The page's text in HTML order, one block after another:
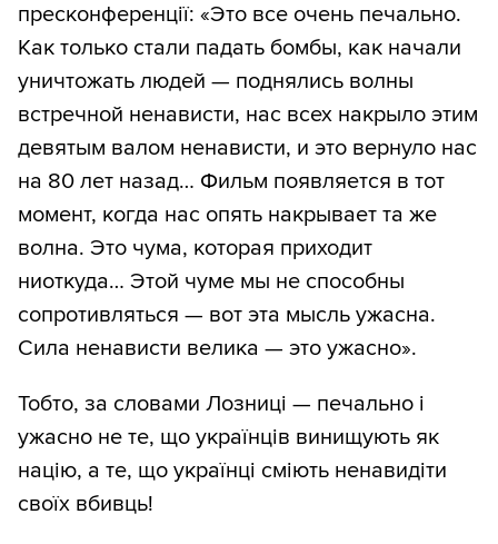
пресконференції: «Это все очень печально.
Как только стали падать бомбы, как начали
уничтожать людей — поднялись волны
встречной ненависти, нас всех накрыло этим
девятым валом ненависти, и это вернуло нас
на 80 лет назад… Фильм появляется в тот
момент, когда нас опять накрывает та же
волна. Это чума, которая приходит
ниоткуда… Этой чуме мы не способны
сопротивляться — вот эта мысль ужасна.
Сила ненависти велика — это ужасно».
Тобто, за словами Лозниці — печально і
ужасно не те, що українців винищують як
націю, а те, що українці сміють ненавидіти
своїх вбивць!